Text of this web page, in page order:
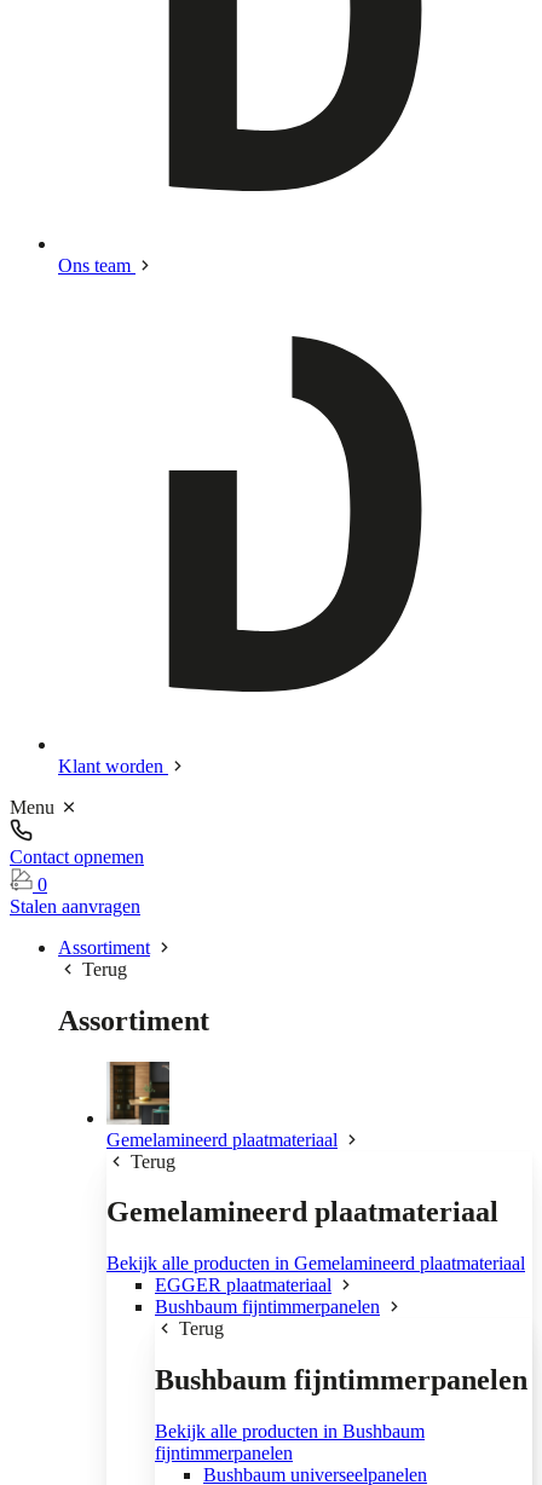
Ons team
Klant worden
Menu
Contact opnemen
0
Stalen aanvragen
Assortiment
Terug
Assortiment
Gemelamineerd plaatmateriaal
Terug
Gemelamineerd plaatmateriaal
Bekijk alle producten in Gemelamineerd plaatmateriaal
EGGER plaatmateriaal
Bushbaum fijntimmerpanelen
Terug
Bushbaum fijntimmerpanelen
Bekijk alle producten in Bushbaum
fijntimmerpanelen
Bushbaum universeelpanelen